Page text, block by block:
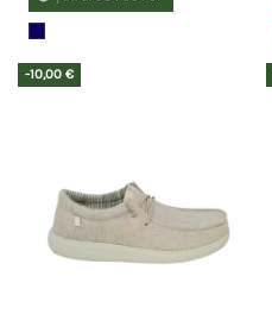
-10,00 €